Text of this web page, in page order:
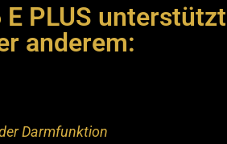
E PLUS unterstützt
anderem:
Darmfunktion